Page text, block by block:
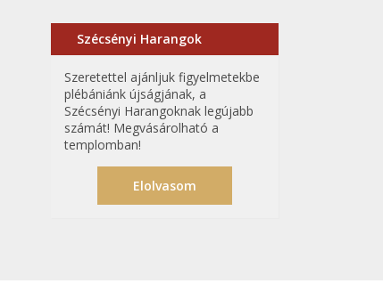
Szécsényi Harangok
Szeretettel ajánljuk figyelmetekbe
plébániánk újságjának, a
Szécsényi Harangoknak legújabb
számát! Megvásárolható a
templomban!
Elolvasom